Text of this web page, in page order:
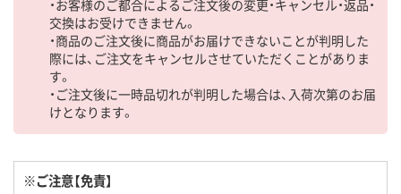
・お客様のご都合によるご注文後の変更・キャンセル・返品・
交換はお受けできません。
・商品のご注文後に商品がお届けできないことが判明した
際には、ご注文をキャンセルさせていただくことがありま
す。
・ご注文後に一時品切れが判明した場合は、入荷次第のお届
けとなります。
※ご注意【免責】